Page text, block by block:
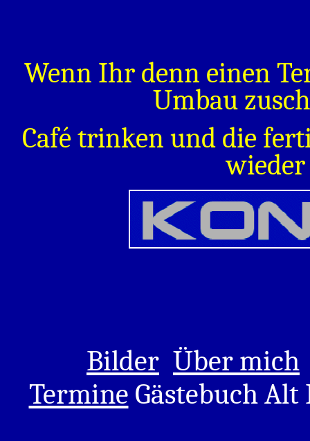
Wenn Ihr denn einen
Umbau
Café trinken und die
Bilder Über mich
Termine Gästebuch Alt